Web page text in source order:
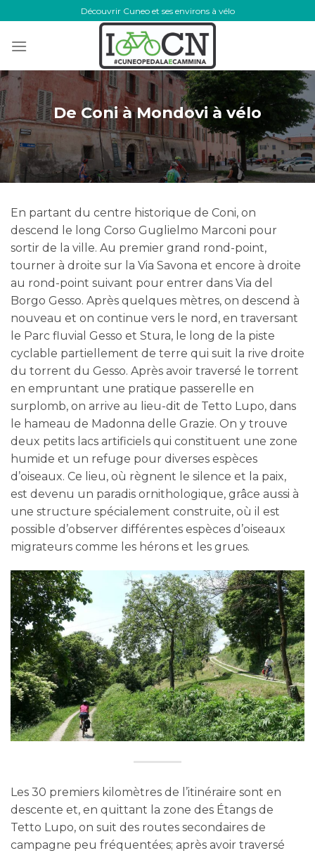
to
content
Découvrir Cuneo et ses environs à vélo
De Coni à Mondovi à vélo
En partant du centre historique de Coni, on
descend le long Corso Guglielmo Marconi pour
sortir de la ville. Au premier grand rond-point,
tourner à droite sur la Via Savona et encore à droite
au rond-point suivant pour entrer dans Via del
Borgo Gesso. Après quelques mètres, on descend à
nouveau et on continue vers le nord, en traversant
le Parc fluvial Gesso et Stura, le long de la piste
cyclable partiellement de terre qui suit la rive droite
du torrent du Gesso. Après avoir traversé le torrent
en empruntant une pratique passerelle en
surplomb, on arrive au lieu-dit de Tetto Lupo, dans
le hameau de Madonna delle Grazie. On y trouve
deux petits lacs artificiels qui constituent une zone
humide et un refuge pour diverses espèces
d’oiseaux. Ce lieu, où règnent le silence et la paix,
est devenu un paradis ornithologique, grâce aussi à
une structure spécialement construite, où il est
possible d’observer différentes espèces d’oiseaux
migrateurs comme les hérons et les grues.
Les 30 premiers kilomètres de l’itinéraire sont en
descente et, en quittant la zone des Étangs de
Tetto Lupo, on suit des routes secondaires de
campagne peu fréquentées; après avoir traversé